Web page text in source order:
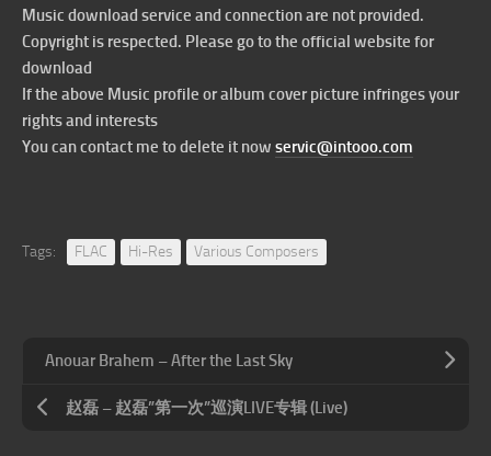
Music download service and connection are not provided.
Copyright is respected. Please go to the official website for
download
If the above Music profile or album cover picture infringes your
rights and interests
You can contact me to delete it now servic@intooo.com
Tags: FLAC Hi-Res Various Composers
Anouar Brahem – After the Last Sky
赵磊 – 赵磊”第一次”巡演LIVE专辑 (Live)